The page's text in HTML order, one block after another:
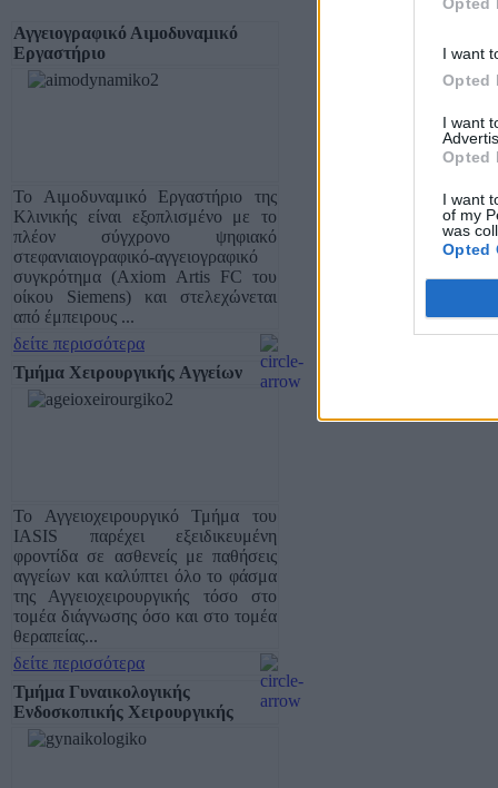
I want
Opted
I want
Opted
I want
of my
was
Opted
Αγγειογραφικό Αιμοδυναμικό
Εργαστήριο
Το Αιμοδυναμικό Εργαστήριο της
Κλινικής είναι εξοπλισμένο με το
πλέον σύγχρονο ψηφιακό
στεφανιαιογραφικό-αγγειογραφικό
συγκρότημα (Axiom Artis FC του
οίκου Siemens) και στελεχώνεται
από έμπειρους ...
δείτε περισσότερα
Τμήμα Xειρουργικής Aγγείων
Το Αγγειοχειρουργικό Τμήμα του
IASIS παρέχει εξειδικευμένη
φροντίδα σε ασθενείς με παθήσεις
αγγείων και καλύπτει όλο το φάσμα
της Αγγειοχειρουργικής τόσο στο
τομέα διάγνωσης όσο και στο τομέα
θεραπείας...
δείτε περισσότερα
Τμήμα Γυναικολογικής
Ενδοσκοπικής Χειρουργικής